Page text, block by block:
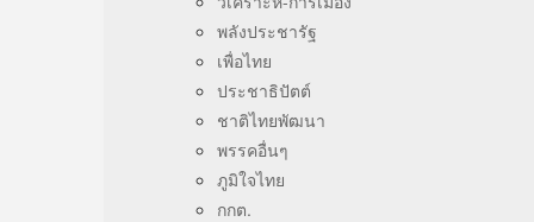
พลังประชารัฐ
เพื่อไทย
ประชาธิปัตต์
ชาติไทยพัฒนา
พรรคอื่นๆ
ภูมิใจไทย
กกต.